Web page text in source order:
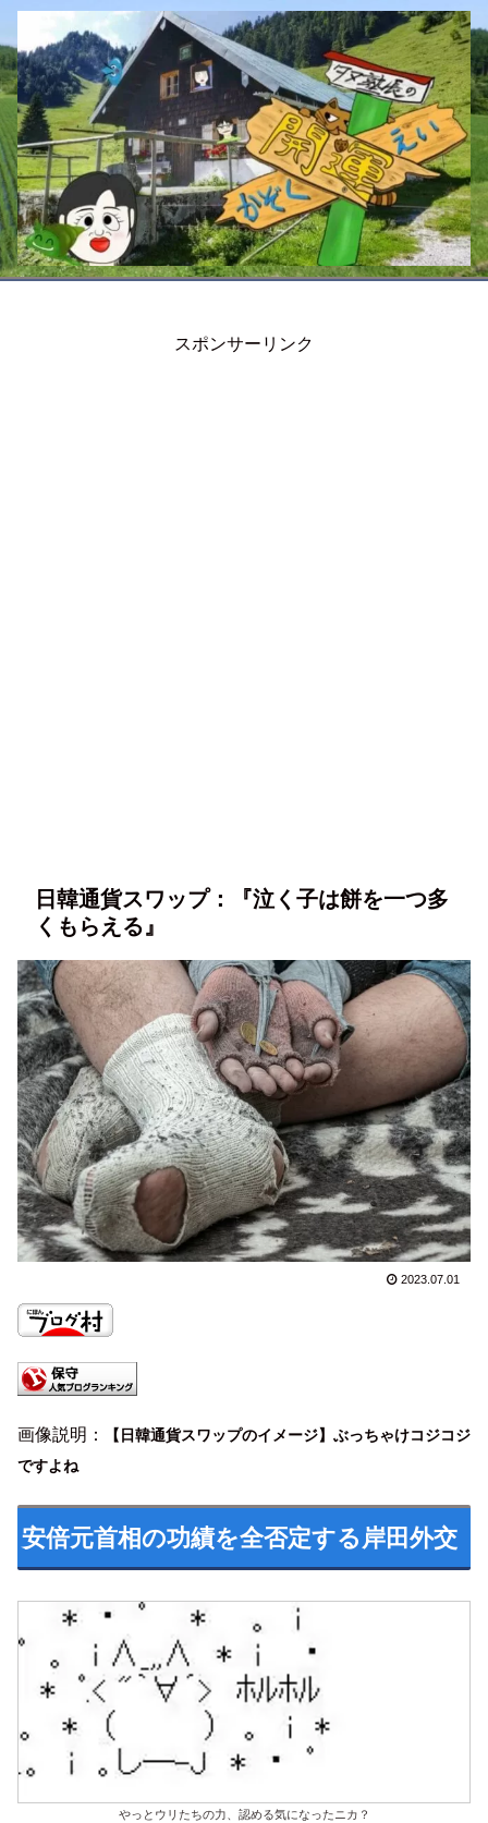
スポンサーリンク
日韓通貨スワップ：『泣く子は餅を一つ多
くもらえる』
2023.07.01
画像説明： 【日韓通貨スワップのイメージ】 ぶっちゃけコジコジ
ですよね
安倍元首相の功績を全否定する岸田外交
やっとウリたちの力、認める気になったニカ？